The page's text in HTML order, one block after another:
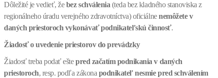
Dôležité je vedieť, žebez schválenia (teda bez kladného stanoviska z
regionálneho úradu verejného zdravotníctva) oficiálnenemôžete v
daných priestoroch vykonávať podnikateľskú činnosť.
Žiadosť o uvedenie priestorov do prevádzky
Žiadosť treba podať eštepred začatím podnikania v daných
priestoroch, resp. podľa zákona podnikateľ nesmie pred schválením